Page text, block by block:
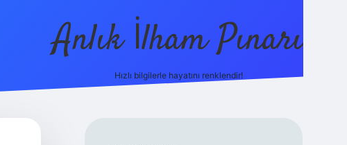
Anlık İlham Pınarı
Hızlı bilgilerle hayatını renklendir!